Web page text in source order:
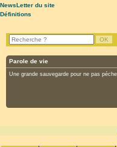
NewsLetter du site
Définitions
Parole de vie
Une grande sauvegarde pour ne pas